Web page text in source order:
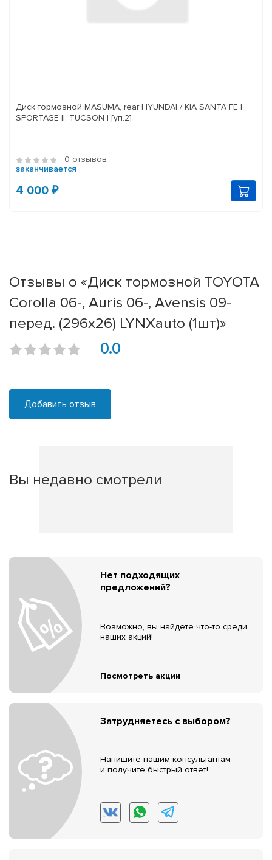
Диск тормозной MASUMA, rear HYUNDAI / KIA SANTA FE I,
SPORTAGE II, TUCSON I [уп.2]
0 отзывов
заканчивается
4 000 ₽
Отзывы о «Диск тормозной TOYOTA
Corolla 06-, Auris 06-, Avensis 09-
перед. (296x26) LYNXauto (1шт)»
0.0
Добавить отзыв
Вы недавно смотрели
Нет подходящих
предложений?
Возможно, вы найдёте что-то среди
наших акций!
Посмотреть акции
Затрудняетесь с выбором?
Напишите нашим консультантам
и получите быстрый ответ!